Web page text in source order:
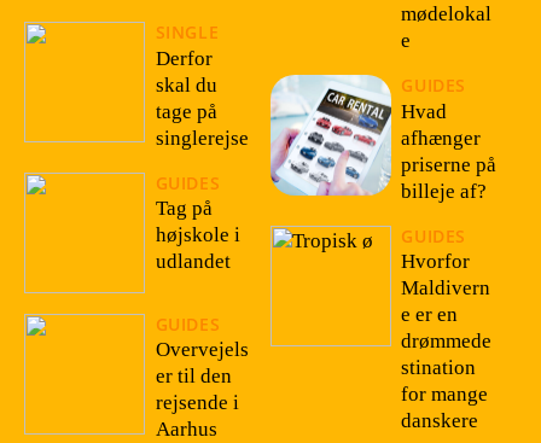
SINGLE
Derfor
skal du
tage på
singlerejse
GUIDES
Tag på
højskole i
udlandet
GUIDES
Overvejels
er til den
rejsende i
Aarhus
mødelokal
e
GUIDES
Hvad
afhænger
priserne på
billeje af?
GUIDES
Hvorfor
Maldivern
e er en
drømmede
stination
for mange
danskere